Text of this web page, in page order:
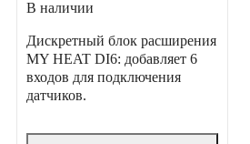
В наличии
Дискретный блок расширения
MY HEAT DI6: добавляет 6
входов для подключения
датчиков.